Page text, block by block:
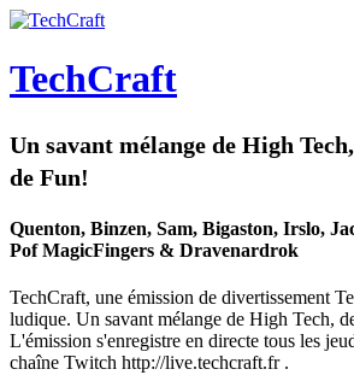
TechCraft
Un savant mélange de High
de Fun!
Quenton, Binzen, Sam, Bigaston, Irslo,
Pof MagicFingers & Dravenardrok
TechCraft, une émission de divertissement
ludique. Un savant mélange de High Tech,
L'émission s'enregistre en directe tous les
chaîne Twitch http://live.techcraft.fr .